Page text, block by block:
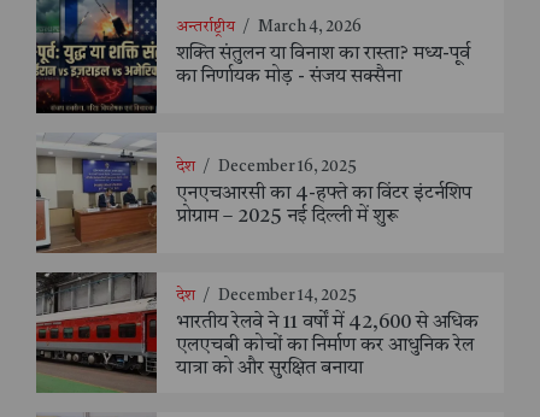
अन्तर्राष्ट्रीय / March 4, 2026
शक्ति संतुलन या विनाश का रास्ता? मध्य-पूर्व
का निर्णायक मोड़ - संजय सक्सैना
देश / December 16, 2025
एनएचआरसी का 4-हफ्ते का विंटर इंटर्नशिप
प्रोग्राम – 2025 नई दिल्ली में शुरू
देश / December 14, 2025
भारतीय रेलवे ने 11 वर्षों में 42,600 से अधिक
एलएचबी कोचों का निर्माण कर आधुनिक रेल
यात्रा को और सुरक्षित बनाया